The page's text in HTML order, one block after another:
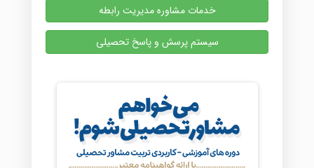
خدمات مشاوره مدیریت رابطه
سیستم پرسش و پاسخ تحصیلی